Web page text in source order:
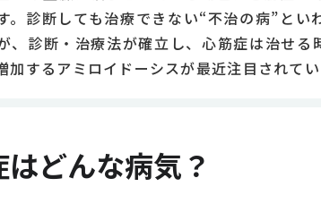
。診断しても治療できない“不治の病”とい
、診断・治療法が確立し、心筋症は治せる
加するアミロイドーシスが最近注目されてい
どんな病気？